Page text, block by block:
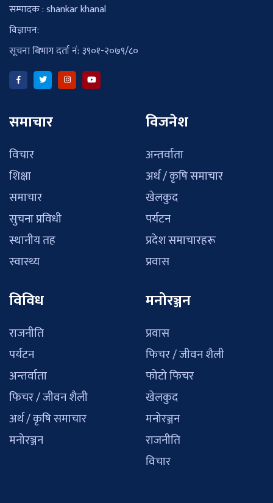
सम्पादक : shankar khanal
विज्ञापन:
सूचना बिभाग दर्ता नं: ३९०१-२०७९/८०
समाचार
विचार
शिक्षा
समाचार
सुचना प्रविधी
स्थानीय तह
स्वास्थ्य
विजनेश
अन्तर्वाता
अर्थ / कृषि समाचार
खेलकुद
पर्यटन
प्रदेश समाचारहरू
प्रवास
विविध
राजनीति
पर्यटन
अन्तर्वाता
फिचर / जीवन शैली
अर्थ / कृषि समाचार
मनोरञ्जन
मनोरञ्जन
प्रवास
फिचर / जीवन शैली
फोटो फिचर
खेलकुद
मनोरञ्जन
राजनीति
विचार